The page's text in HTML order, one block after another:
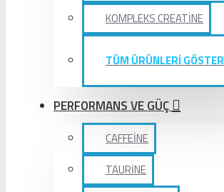
KOMPLEKS CREATİNE
TÜM ÜRÜNLERİ GÖSTER
PERFORMANS VE GÜÇ
CAFFEİNE
TAURİNE